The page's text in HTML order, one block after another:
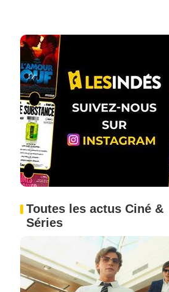
Toutes les actus Ciné &
Séries